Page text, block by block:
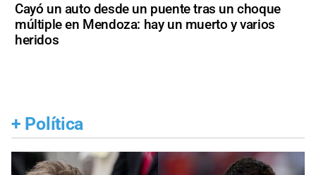
Cayó un auto desde un puente tras un choque
múltiple en Mendoza: hay un muerto y varios
heridos
+ Política